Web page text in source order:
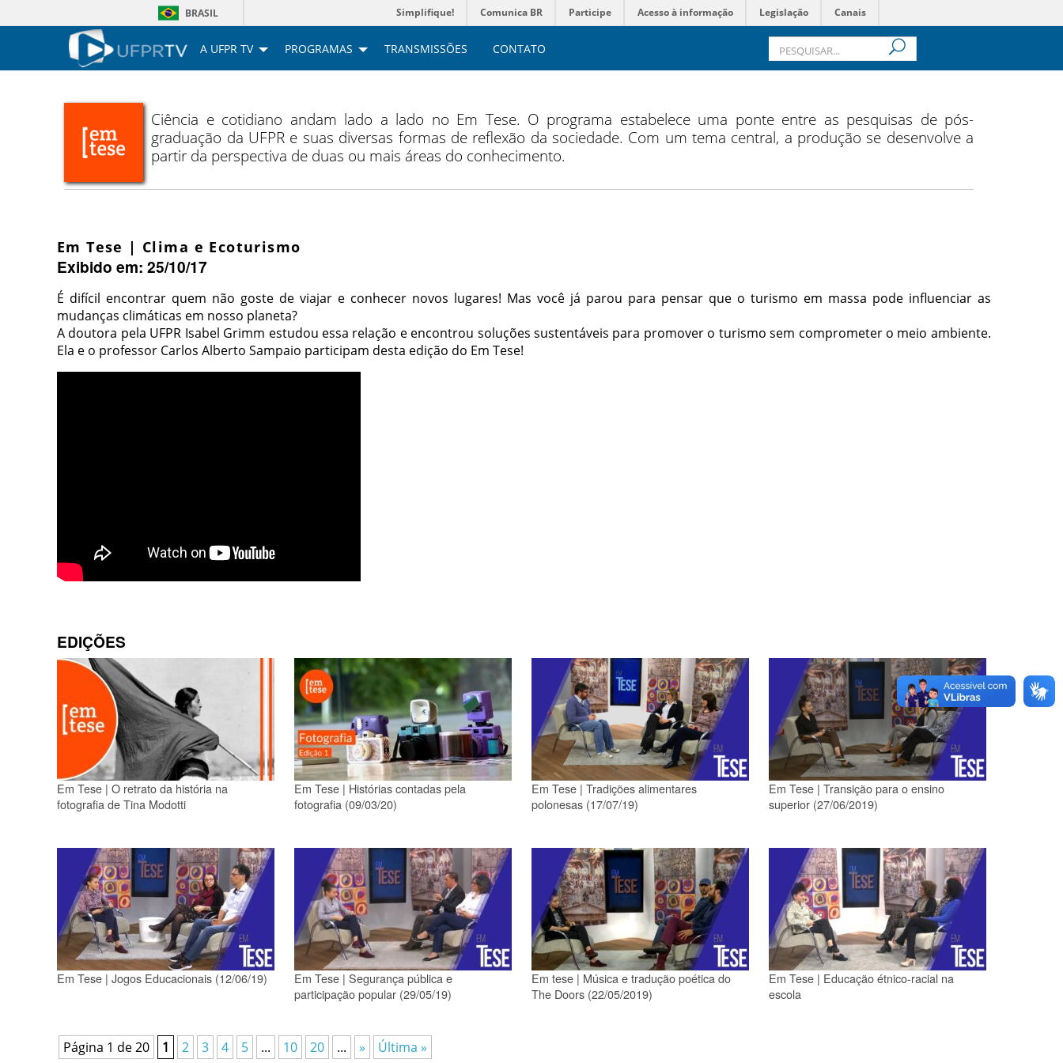
BRASIL Simplifique! Comunica BR Participe Acesso à informação Legislação Canais
A UFPR TV PROGRAMAS TRANSMISSÕES CONTATO
Ciência e cotidiano andam lado a lado no Em Tese. O programa estabelece uma ponte entre as pesquisas de pós-
graduação da UFPR e suas diversas formas de reflexão da sociedade. Com um tema central, a produção se desenvolve a
partir da perspectiva de duas ou mais áreas do conhecimento.
Em Tese | Clima e Ecoturismo
Exibido em: 25/10/17
É difícil encontrar quem não goste de viajar e conhecer novos lugares! Mas você já parou para pensar que o turismo em massa pode influenciar as
mudanças climáticas em nosso planeta?
A doutora pela UFPR Isabel Grimm estudou essa relação e encontrou soluções sustentáveis para promover o turismo sem comprometer o meio ambiente.
Ela e o professor Carlos Alberto Sampaio participam desta edição do Em Tese!
EDIÇÕES
Em Tese | O retrato da história na
fotografia de Tina Modotti
Em Tese | Histórias contadas pela
fotografia (09/03/20)
Em Tese | Tradições alimentares
polonesas (17/07/19)
Em Tese | Transição para o ensino
superior (27/06/2019)
Em Tese | Jogos Educacionais (12/06/19)
Em Tese | Segurança pública e
participação popular (29/05/19)
Em tese | Música e tradução poética do
The Doors (22/05/2019)
Em Tese | Educação étnico-racial na
escola
Página 1 de 20 1 2 3 4 5 ... 10 20 ... » Última »